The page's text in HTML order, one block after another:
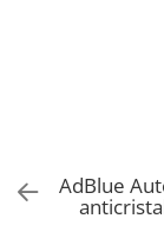
PROTECTIE |
AdBlue